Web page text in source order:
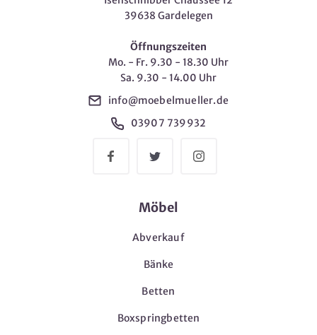
39638 Gardelegen
Öffnungszeiten
Mo. - Fr. 9.30 - 18.30 Uhr
Sa. 9.30 - 14.00 Uhr
info@moebelmueller.de
03907 739932
Möbel
Abverkauf
Bänke
Betten
Boxspringbetten